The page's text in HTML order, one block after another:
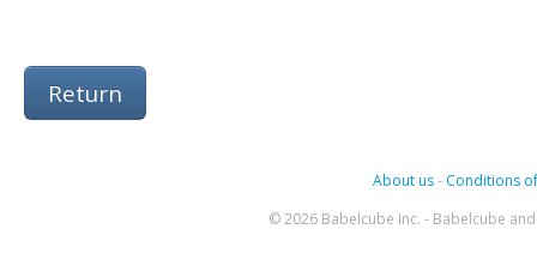
Return
About us- Conditions
© 2026 Babelcube Inc. - Babelcube